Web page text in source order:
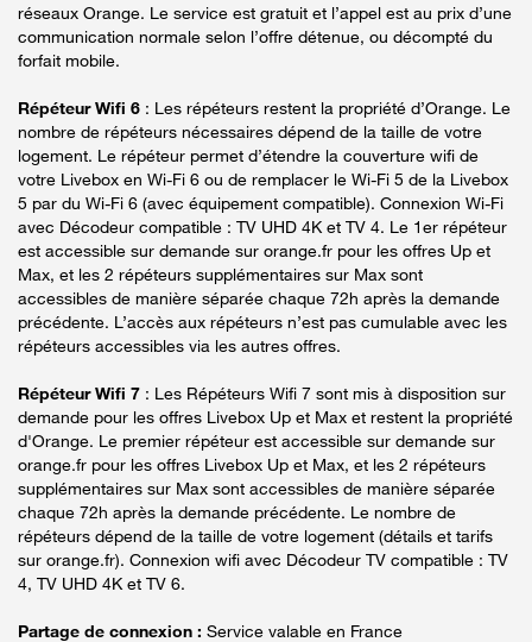
réseaux Orange. Le service est gratuit et l’appel est au prix d’une
communication normale selon l’offre détenue, ou décompté du
forfait mobile.
Répéteur Wifi 6 : Les répéteurs restent la propriété d’Orange. Le
nombre de répéteurs nécessaires dépend de la taille de votre
logement. Le répéteur permet d’étendre la couverture wifi de
votre Livebox en Wi-Fi 6 ou de remplacer le Wi-Fi 5 de la Livebox
5 par du Wi-Fi 6 (avec équipement compatible). Connexion Wi-Fi
avec Décodeur compatible : TV UHD 4K et TV 4. Le 1er répéteur
est accessible sur demande sur orange.fr pour les offres Up et
Max, et les 2 répéteurs supplémentaires sur Max sont
accessibles de manière séparée chaque 72h après la demande
précédente. L’accès aux répéteurs n’est pas cumulable avec les
répéteurs accessibles via les autres offres.
Répéteur Wifi 7 : Les Répéteurs Wifi 7 sont mis à disposition sur
demande pour les offres Livebox Up et Max et restent la propriété
d'Orange. Le premier répéteur est accessible sur demande sur
orange.fr pour les offres Livebox Up et Max, et les 2 répéteurs
supplémentaires sur Max sont accessibles de manière séparée
chaque 72h après la demande précédente. Le nombre de
répéteurs dépend de la taille de votre logement (détails et tarifs
sur orange.fr). Connexion wifi avec Décodeur TV compatible : TV
4, TV UHD 4K et TV 6.
Partage de connexion : Service valable en France